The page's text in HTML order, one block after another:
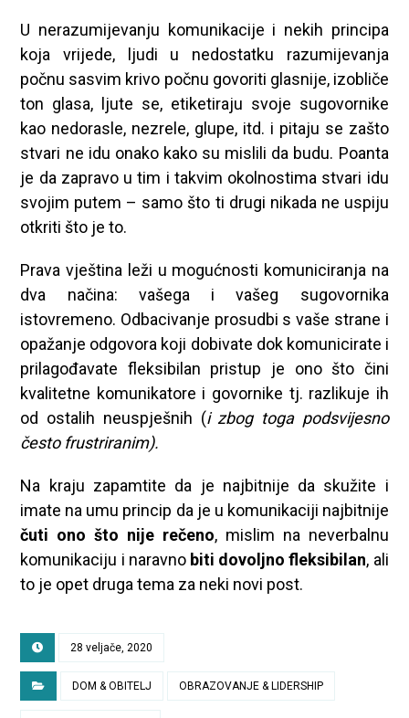
U nerazumijevanju komunikacije i nekih principa
koja vrijede, ljudi u nedostatku razumijevanja
počnu sasvim krivo počnu govoriti glasnije, izobliče
ton glasa, ljute se, etiketiraju svoje sugovornike
kao nedorasle, nezrele, glupe, itd. i pitaju se zašto
stvari ne idu onako kako su mislili da budu. Poanta
je da zapravo u tim i takvim okolnostima stvari idu
svojim putem – samo što ti drugi nikada ne uspiju
otkriti što je to.
Prava vještina leži u mogućnosti komuniciranja na
dva načina: vašega i vašeg sugovornika
istovremeno. Odbacivanje prosudbi s vaše strane i
opažanje odgovora koji dobivate dok komunicirate i
prilagođavate fleksibilan pristup je ono što čini
kvalitetne komunikatore i govornike tj. razlikuje ih
od ostalih neuspješnih (i zbog toga podsvijesno
često frustriranim).
Na kraju zapamtite da je najbitnije da skužite i
imate na umu princip da je u komunikaciji najbitnije
čuti ono što nije rečeno, mislim na neverbalnu
komunikaciju i naravnobiti dovoljno fleksibilan, ali
to je opet druga tema za neki novi post.
28 veljače, 2020
DOM & OBITELJ OBRAZOVANJE & LIDERSHIP